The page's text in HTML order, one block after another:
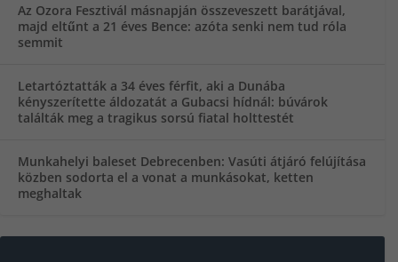
Az Ozora Fesztivál másnapján összeveszett barátjával,
majd eltűnt a 21 éves Bence: azóta senki nem tud róla
semmit
Letartóztatták a 34 éves férfit, aki a Dunába
kényszerítette áldozatát a Gubacsi hídnál: búvárok
találták meg a tragikus sorsú fiatal holttestét
Munkahelyi baleset Debrecenben: Vasúti átjáró felújítása
közben sodorta el a vonat a munkásokat, ketten
meghaltak